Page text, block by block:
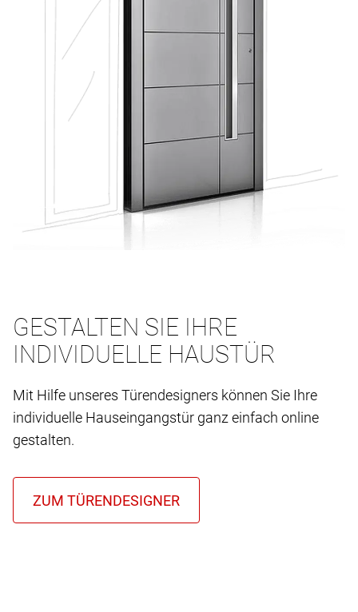
GESTALTEN SIE IHRE
INDIVIDUELLE HAUSTÜR
Mit Hilfe unseres Türendesigners können Sie Ihre
individuelle Hauseingangstür ganz einfach online
gestalten.